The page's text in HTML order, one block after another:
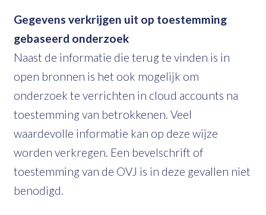
Gegevens verkrijgen uit op toestemming
gebaseerd onderzoek
Naast de informatie die terug te vinden is in
open bronnen is het ook mogelijk om
onderzoek te verrichten in cloud accounts na
toestemming van betrokkenen. Veel
waardevolle informatie kan op deze wijze
worden verkregen. Een bevelschrift of
toestemming van de OVJ is in deze gevallen niet
benodigd.